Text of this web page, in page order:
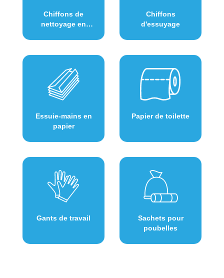
Chiffons de
nettoyage en
Chiffons
d'essuyage
Essuie-mains en
papier
Papier de toilette
Gants de travail
Sachets pour
poubelles